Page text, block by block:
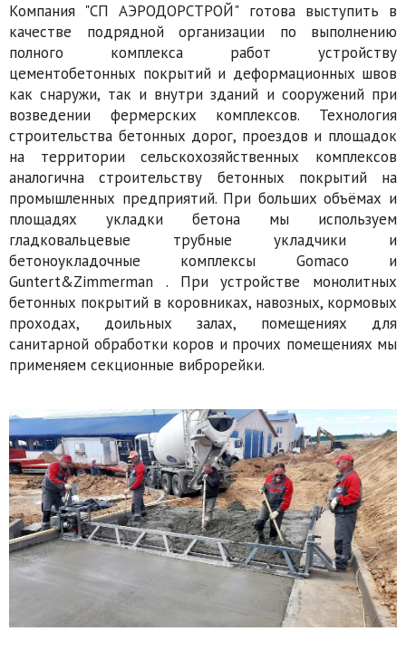
Компания "СП АЭРОДОРСТРОЙ" готова выступить в
качестве подрядной организации по выполнению
полного комплекса работ устройству
цементобетонных покрытий и деформационных швов
как снаружи, так и внутри зданий и сооружений при
возведении фермерских комплексов. Технология
строительства бетонных дорог, проездов и площадок
на территории сельскохозяйственных комплексов
аналогична строительству бетонных покрытий на
промышленных предприятий. При больших объёмах и
площадях укладки бетона мы используем
гладковальцевые трубные укладчики и
бетоноукладочные комплексы Gomaco и
Guntert&Zimmerman . При устройстве монолитных
бетонных покрытий в коровниках, навозных, кормовых
проходах, доильных залах, помещениях для
санитарной обработки коров и прочих помещениях мы
применяем секционные виброрейки.